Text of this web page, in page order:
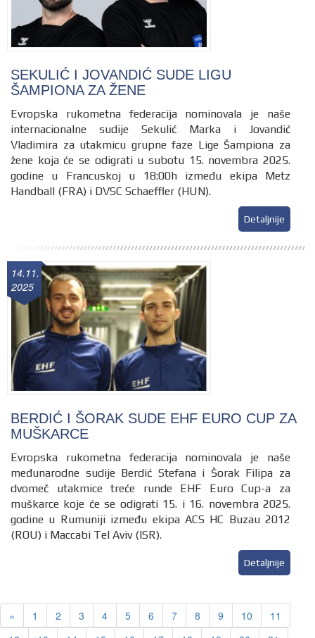
SEKULIĆ I JOVANDIĆ SUDE LIGU
ŠAMPIONA ZA ŽENE
Evropska rukometna federacija nominovala je naše
internacionalne sudije Sekulić Marka i Jovandić
Vladimira za utakmicu grupne faze Lige Šampiona za
žene koja će se odigrati u subotu 15. novembra 2025.
godine u Francuskoj u 18:00h između ekipa Metz
Handball (FRA) i DVSC Schaeffler (HUN).
Detaljnije
14.11.
2025
BERDIĆ I ŠORAK SUDE EHF EURO CUP ZA
MUŠKARCE
Evropska rukometna federacija nominovala je naše
međunarodne sudije Berdić Stefana i Šorak Filipa za
dvomeč utakmice treće runde EHF Euro Cup-a za
muškarce koje će se odigrati 15. i 16. novembra 2025.
godine u Rumuniji između ekipa ACS HC Buzau 2012
(ROU) i Maccabi Tel Aviv (ISR).
Detaljnije
« Previous
1 2 3 4 5 6 7 8 9 10
11